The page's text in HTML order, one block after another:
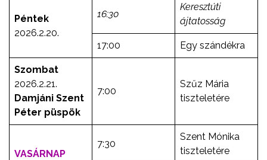
Péntek
2026.2.20.
16:30
Keresztúti
ájtatosság
17:00 Egy szándékra
Szombat
2026.2.21.
Damjáni Szent
Péter püspök
7:00
Szűz Mária
tiszteletére
VASÁRNAP
7:30
Szent Mónika
tiszteletére